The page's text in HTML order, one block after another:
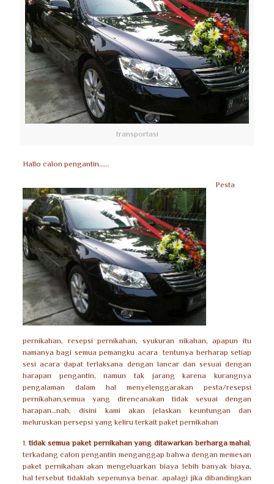
transportasi
Hallo calon pengantin……
Pesta
pernikahan, resepsi pernikahan, syukuran nikahan, apapun itu
namanya bagi semua pemangku acara tentunya berharap setiap
sesi acara dapat terlaksana dengan lancar dan sesuai dengan
harapan pengantin, namun tak jarang karena kurangnya
pengalaman dalam hal menyelenggarakan pesta/resepsi
pernikahan,semua yang direncanakan tidak sesuai dengan
harapan…nah, disini kami akan jelaskan keuntungan dan
meluruskan persepsi yang keliru terkait paket pernikahan
1.tidak semua paket pernikahan yang ditawarkan berharga mahal
terkadang calon pengantin menganggap bahwa dengan memesan
paket pernikahan akan mengeluarkan biaya lebih banyak biaya,
hal tersebut tidaklah sepenunya benar. apalagi jika dibandingkan